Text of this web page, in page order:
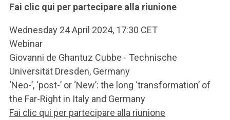
Fai clic qui per partecipare alla riunione
Wednesday 24 April 2024, 17:30 CET
Webinar
Giovanni de Ghantuz Cubbe - Technische
Universität Dresden, Germany
‘Neo-’, ‘post-’ or ‘New’: the long ‘transformation’ of
the Far-Right in Italy and Germany
Fai clic qui per partecipare alla riunione